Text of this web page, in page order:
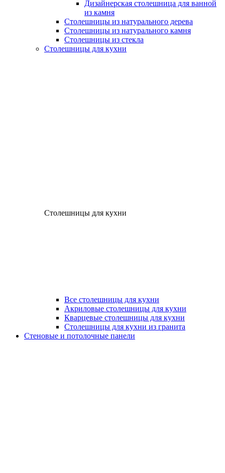
Дизайнерская столешница для ванной
из камня
Столешницы из натурального дерева
Столешницы из натурального камня
Столешницы из стекла
Столешницы для кухни
Столешницы для кухни
Все столешницы для кухни
Акриловые столешницы для кухни
Кварцевые столешницы для кухни
Столешницы для кухни из гранита
Стеновые и потолочные панели